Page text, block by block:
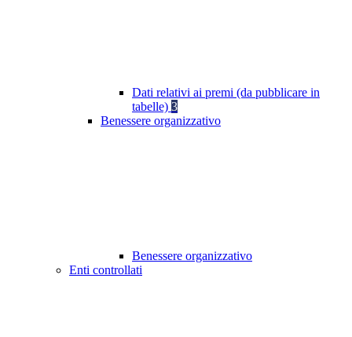
Dati relativi ai premi (da pubblicare in
tabelle) 3
Benessere organizzativo
Benessere organizzativo
Enti controllati